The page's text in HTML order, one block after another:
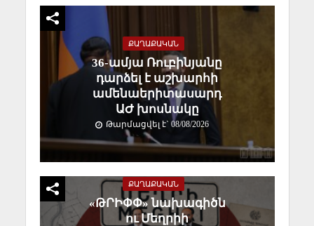
ՔԱՂԱՔԱԿԱՆ
36-ամյա Ռուբինյանը
դարձել է աշխարհի
ամենաերիտասարդ
ԱԺ խոսնակը
Թարմացվել է` 08/08/2026
ՔԱՂԱՔԱԿԱՆ
«ԹՐԻՓՓ» նախագիծն
ու Մեղրիի